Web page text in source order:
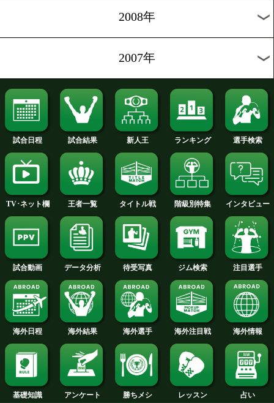
2014年
2013年
2012年
2011年
2010年
2009年
2008年